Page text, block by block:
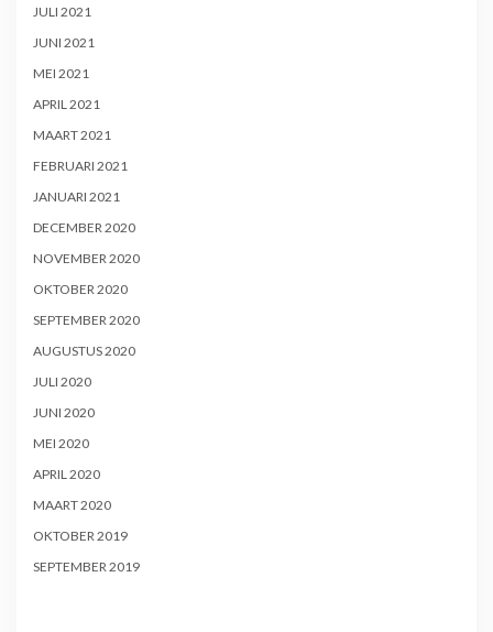
JULI 2021
JUNI 2021
MEI 2021
APRIL 2021
MAART 2021
FEBRUARI 2021
JANUARI 2021
DECEMBER 2020
NOVEMBER 2020
OKTOBER 2020
SEPTEMBER 2020
AUGUSTUS 2020
JULI 2020
JUNI 2020
MEI 2020
APRIL 2020
MAART 2020
OKTOBER 2019
SEPTEMBER 2019